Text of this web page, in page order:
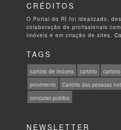
CRÉDITOS
O Portal do RI foi idealizado,
colaboração de profissionais
Imóveis e em criação de sites.
TAGS
cartório de imóveis cartório
provimento
Cartório das pessoas
concurso público
NEWSLETTER